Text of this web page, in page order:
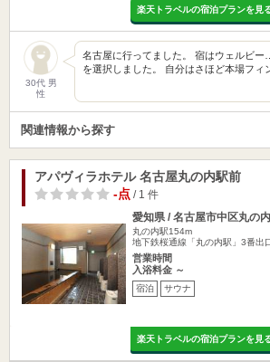
楽天トラベルの宿泊プランを見
30代 男
性
名古屋に行ってました。 宿はウェルビ
を選択しました。 自分はさほど本場フィ
関連情報から探す
アパヴィラホテル 名古屋丸の内駅前
-点 / 1 件
愛知県 / 名古屋市中区丸の内
丸の内駅154m
地下鉄桜通線「丸の内駅」3番出
営業時間
入浴料金 ～
宿泊 サウナ
楽天トラベルの宿泊プランを見